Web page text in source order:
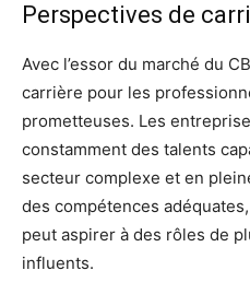
Perspectives de
Avec l’essor du marché du
carrière pour les
prometteuses. Les
constamment des talents
secteur complexe et en
des compétences
peut aspirer à des rôles de
influents.